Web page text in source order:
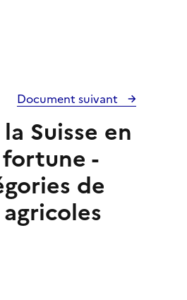
Document suivant
Suisse en
-
de